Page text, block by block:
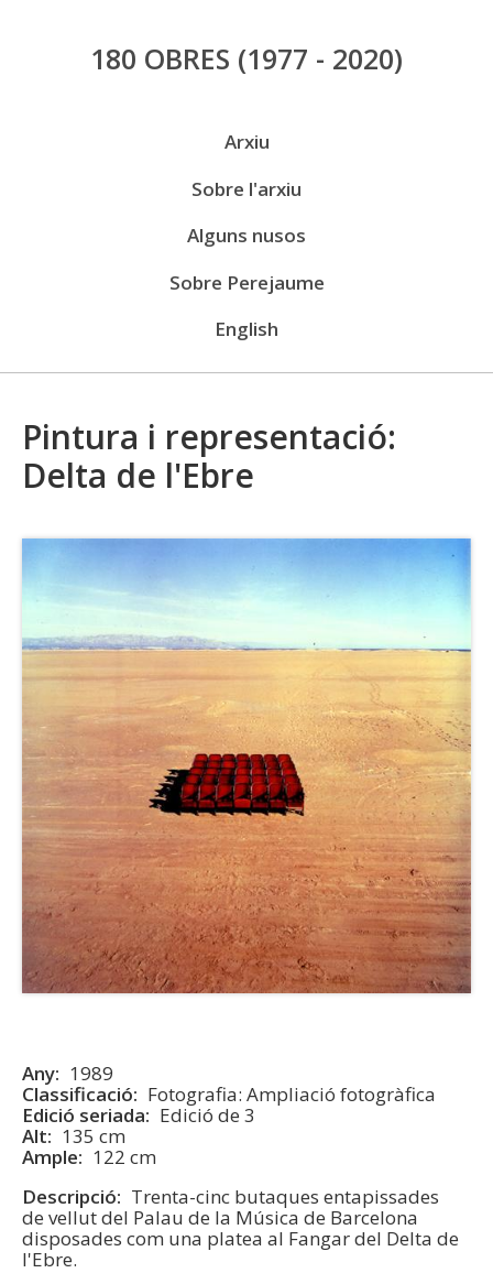
Vés
al
180 OBRES (1977 - 2020)
Arxiu
Sobre l'arxiu
Alguns nusos
Sobre Perejaume
English
Pintura i representació:
Delta de l'Ebre
Any
1989
Classificació
Fotografia: Ampliació fotogràfica
Edició seriada
Edició de 3
Alt
135 cm
Ample
122 cm
Descripció
Trenta-cinc butaques entapissades
de vellut del Palau de la Música de Barcelona
disposades com una platea al Fangar del Delta de
l'Ebre.